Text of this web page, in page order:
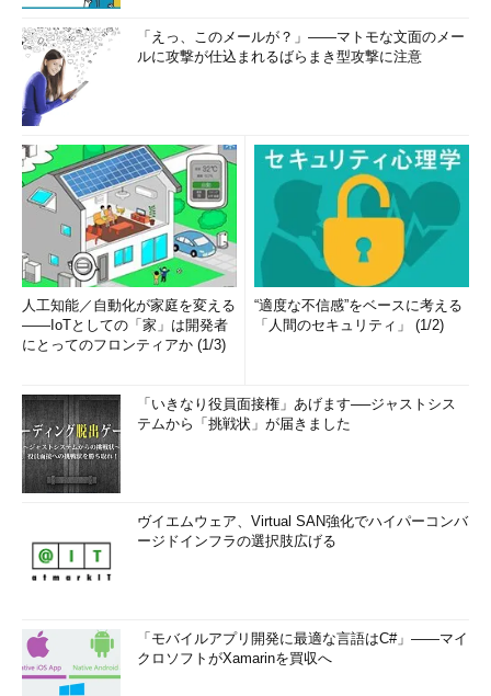
「えっ、このメールが？」――マトモな文面のメー
ルに攻撃が仕込まれるばらまき型攻撃に注意
人工知能／自動化が家庭を変える
――IoTとしての「家」は開発者
にとってのフロンティアか (1/3)
“適度な不信感”をベースに考える
「人間のセキュリティ」 (1/2)
「いきなり役員面接権」あげます──ジャストシス
テムから「挑戦状」が届きました
ヴイエムウェア、Virtual SAN強化でハイパーコンバ
ージドインフラの選択肢広げる
「モバイルアプリ開発に最適な言語はC#」――マイ
クロソフトがXamarinを買収へ